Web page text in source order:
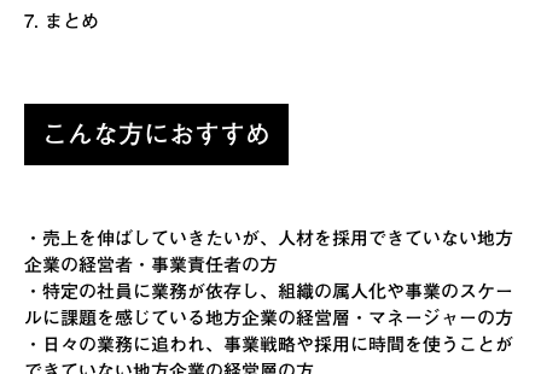
7. まとめ
こんな方におすすめ
・売上を伸ばしていきたいが、人材を採用できていない地方
企業の経営者・事業責任者の方
・特定の社員に業務が依存し、組織の属人化や事業のスケー
ルに課題を感じている地方企業の経営層・マネージャーの方
・日々の業務に追われ、事業戦略や採用に時間を使うことが